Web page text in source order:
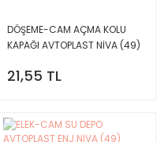
DÖŞEME-CAM AÇMA KOLU
KAPAĞI AVTOPLAST NİVA (49)
21,55 TL